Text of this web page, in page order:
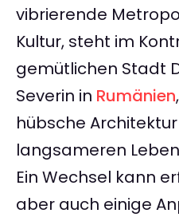
vibrierende
Kultur, steht im
gemütlichen Stadt
Severin in Rumänien
hübsche
langsameren
Ein Wechsel kann
aber auch einige